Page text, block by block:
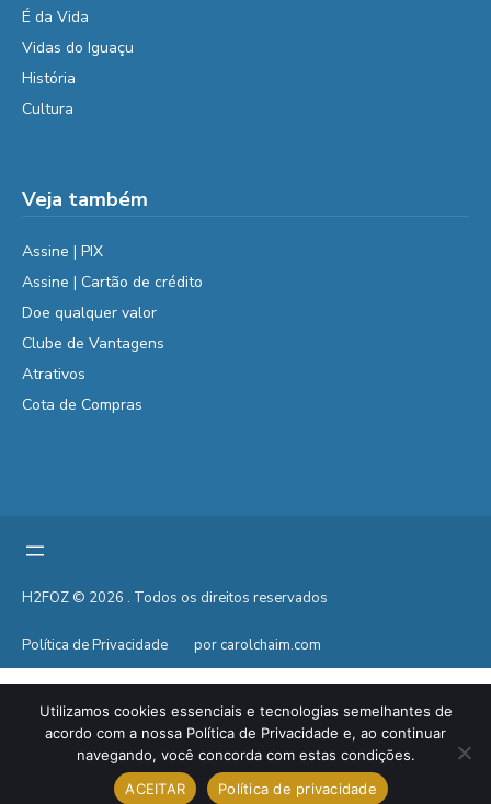
É da Vida
Vidas do Iguaçu
História
Cultura
Veja também
Assine | PIX
Assine | Cartão de crédito
Doe qualquer valor
Clube de Vantagens
Atrativos
Cota de Compras
H2FOZ © 2026 . Todos os direitos reservados
Política de Privacidade por carolchaim.com
Utilizamos cookies essenciais e tecnologias semelhantes de
acordo com a nossa Política de Privacidade e, ao continuar
navegando, você concorda com estas condições.
ACEITAR
Política de privacidade